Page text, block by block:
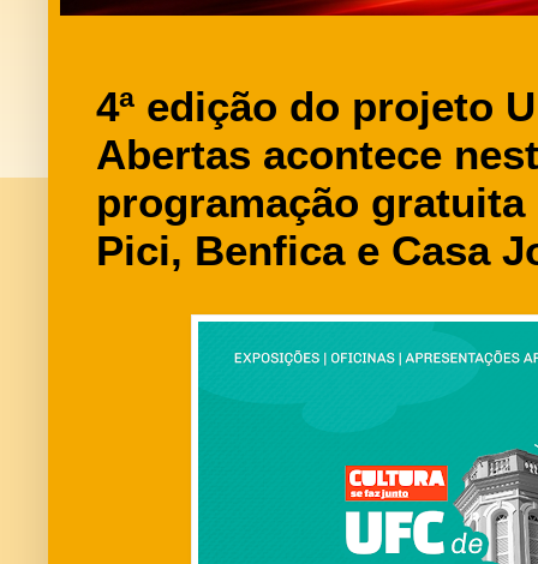
4ª edição do projeto
Abertas acontece
programação
Pici, Benfica e Casa